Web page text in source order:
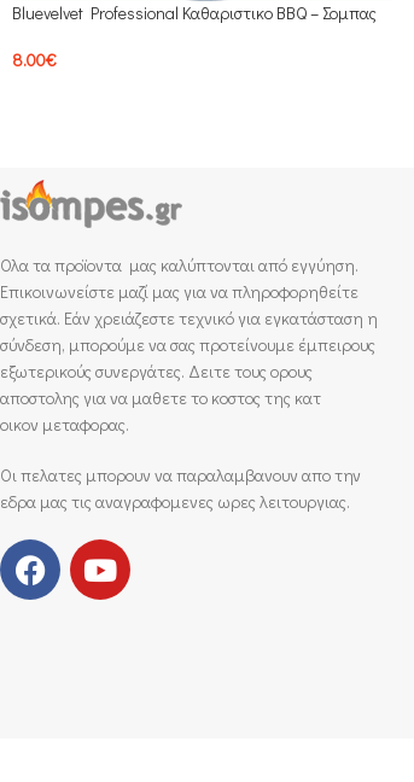
Bluevelvet Professional Καθαριστικο BBQ – Σομπας
8.00€
Ολα τα προϊοντα μας καλύπτονται από εγγύηση.
Επικοινωνείστε μαζί μας για να πληροφορηθείτε
σχετικά. Εάν χρειάζεστε τεχνικό για εγκατάσταση η
σύνδεση, μπορούμε να σας προτείνουμε έμπειρους
εξωτερικούς συνεργάτες. Δειτε τους ορους
αποστολης για να μαθετε το κοστος της κατ
οικον μεταφορας.
Οι πελατες μπορουν να παραλαμβανουν απο την
εδρα μας τις αναγραφομενες ωρες λειτουργιας.